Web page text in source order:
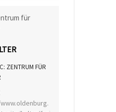
ZENTRUM FÜR